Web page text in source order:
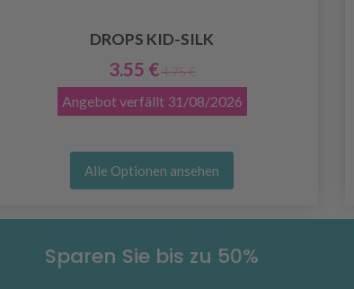
DROPS KID-SILK
3.55 € 4.75 €
Angebot verfällt 31/08/2026
Alle Optionen ansehen
Sparen Sie bis zu 50%